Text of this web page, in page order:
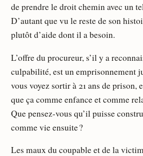
de prendre le droit chemin avec un
D’autant que vu le reste de son
plutôt d’aide dont il a besoin.
L’offre du procureur, s’il y a
culpabilité, est un emprisonnement
vous voyez sortir à 21 ans de prison,
que ça comme enfance et comme
Que pensez-vous qu’il puisse
comme vie ensuite ?
Les maux du coupable et de la